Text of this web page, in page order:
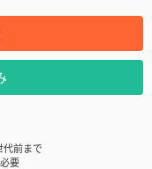
前まで
要